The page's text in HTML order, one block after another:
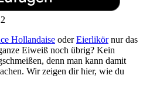
Hollandaise oderEierlikörnur das
Eiweiß noch übrig? Kein
denn man kann damit
Wir zeigen dir hier, wie du